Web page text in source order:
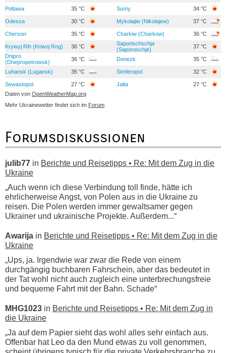
Poltawa 35 °C Sumy 34 °C
Odessa 30 °C Mykolajiw (Nikolajew) 37 °C
Cherson 35 °C Charkiw (Charkow) 36 °C
Krywyj Rih (Kriwoj Rog) 36 °C
Saporischschja
(Saporoschje)
37 °C
Dnipro
(Dnepropetrowsk)
36 °C Donezk 35 °C
Luhansk (Lugansk) 35 °C Simferopol 32 °C
Sewastopol 27 °C Jalta
27 °C
Daten von OpenWeatherMap.org
Mehr Ukrainewetter findet sich im Forum
Forumsdiskussionen
julib77 in Berichte und Reisetipps • Re: Mit dem Zug in die
Ukraine
„Auch wenn ich diese Verbindung toll finde, hätte ich
ehrlicherweise Angst, von Polen aus in die Ukraine zu
reisen. Die Polen werden immer gewaltsamer gegen
Ukrainer und ukrainische Projekte. Außerdem...“
Awarija in Berichte und Reisetipps • Re: Mit dem Zug in die
Ukraine
„Ups, ja. Irgendwie war zwar die Rede von einem
durchgängig buchbaren Fahrschein, aber das bedeutet in
der Tat wohl nicht auch zugleich eine unterbrechungsfreie
und bequeme Fahrt mit der Bahn. Schade“
MHG1023 in Berichte und Reisetipps • Re: Mit dem Zug in
die Ukraine
„Ja auf dem Papier sieht das wohl alles sehr einfach aus.
Offenbar hat Leo da den Mund etwas zu voll genommen,